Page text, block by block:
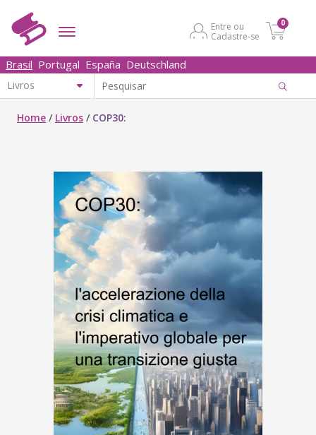
Entre ou
Cadastre-se
0
Brasil Portugal España Deutschland
Home / Livros / COP30: